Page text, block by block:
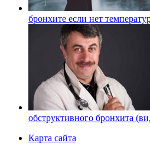
бронхите если нет
обструктивного бронхита
Карта сайта